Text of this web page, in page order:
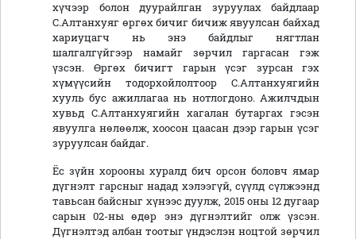
хүчээр болон дуурайлган зуруулах байдлаар
С.Алтанхуяг өргөх бичиг бичиж явуулсан байхад
хариуцагч нь энэ байдлыг нягтлан
шалгалгүйгээр намайг зөрчил гаргасан гэж
үзсэн. Өргөх бичигт гарын үсэг зурсан гэх
хүмүүсийн тодорхойлолтоор С.Алтанхуягийн
хууль бус ажиллагаа нь нотлогдоно. Ажилчдын
хувьд С.Алтанхуягийн хагалан бутаргах гэсэн
явуулга нөлөөлж, хоосон цаасан дээр гарын үсэг
зуруулсан байдаг.
Ёс зүйн хорооны хуралд бич орсон боловч ямар
дүгнэлт гарсныг надад хэлээгүй, сүүлд сүлжээнд
тавьсан байсныг хүнээс дуулж, 2015 оны 12 дугаар
сарын 02-ны өдөр энэ дүгнэлтийг олж үзсэн.
Дүгнэлтэд албан тоотыг үндэслэн ноцтой зөрчил